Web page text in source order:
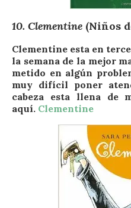
10. Clementine (Niños
Clementine esta en
la semana de la mejor
metido en algún
muy difícil poner
cabeza esta llena de
aquí. Clementine